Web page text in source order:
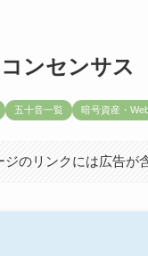
コンセンサス
五十音一覧 暗号資産・
ジのリンクには広告が